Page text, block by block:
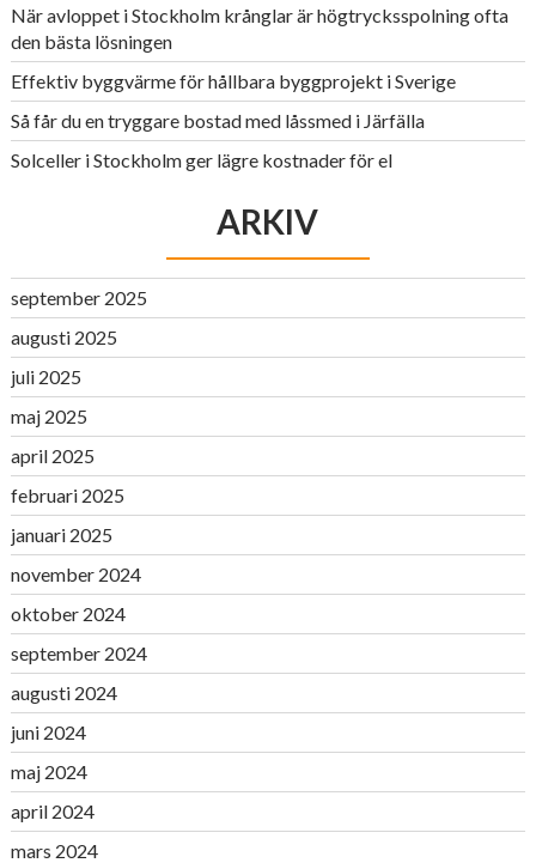
När avloppet i Stockholm krånglar är högtrycksspolning ofta
den bästa lösningen
Effektiv byggvärme för hållbara byggprojekt i Sverige
Så får du en tryggare bostad med låssmed i Järfälla
Solceller i Stockholm ger lägre kostnader för el
ARKIV
september 2025
augusti 2025
juli 2025
maj 2025
april 2025
februari 2025
januari 2025
november 2024
oktober 2024
september 2024
augusti 2024
juni 2024
maj 2024
april 2024
mars 2024